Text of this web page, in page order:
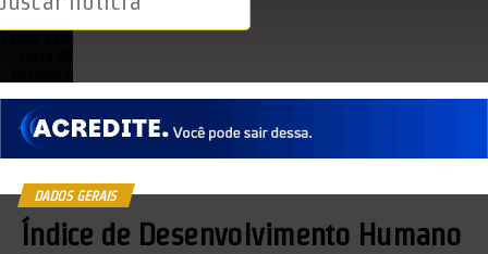
DADOS GERAIS
Índice de Desenvolvimento Humano